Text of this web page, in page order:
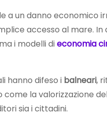
a un danno
accesso al mare.
i modelli dieconomia
hanno difeso i balneari,
la valorizzazione
sia i cittadini.